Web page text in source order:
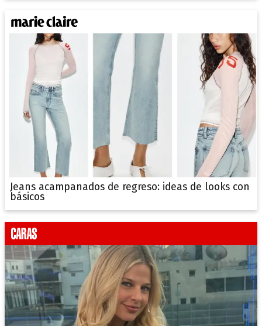
Jeans acampanados de regreso: ideas de looks con
básicos